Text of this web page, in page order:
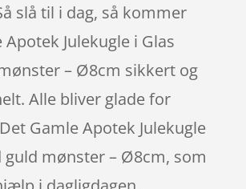
slå til i dag, så kommer
Apotek Julekugle i Glas
– Ø8cm sikkert og
Alle bliver glade for
Gamle Apotek Julekugle
guld mønster – Ø8cm, som